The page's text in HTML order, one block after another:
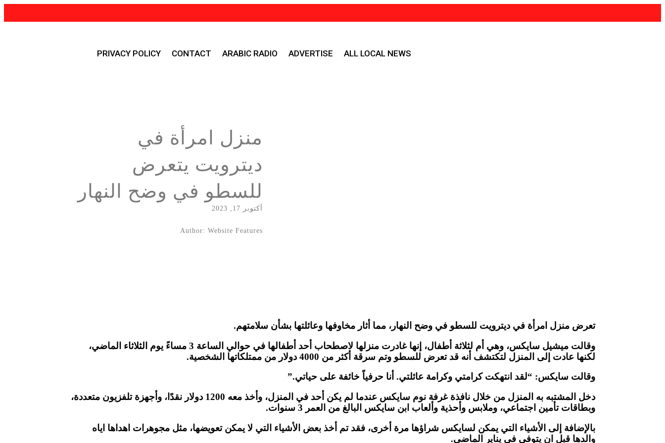
ALL LOCAL NEWS
ADVERTISE
ARABIC RADIO
CONTACT
PRIVACY POLICY
منزل امرأة في
ديترويت يتعرض
للسطو في وضح النهار
أكتوبر 17, 2023
Author: Website Features
تعرض منزل امرأة في ديترويت للسطو في وضح النهار، مما أثار مخاوفها وعائلتها بشأن سلامتهم.
وقالت ميشيل سايكس، وهي أم لثلاثة أطفال، إنها غادرت منزلها لاصطحاب أحد أطفالها في حوالي الساعة 3 مساءً يوم الثلاثاء الماضي،
لكنها عادت إلى المنزل لتكتشف أنه قد تعرض للسطو وتم سرقة أكثر من 4000 دولار من ممتلكاتها الشخصية.
وقالت سايكس: “لقد انتهكت كرامتي وكرامة عائلتي. أنا حرفياً خائفة على حياتي.”
دخل المشتبه به المنزل من خلال نافذة غرفة نوم سايكس عندما لم يكن أحد في المنزل، وأخذ معه 1200 دولار نقدًا، وأجهزة تلفزيون متعددة،
وبطاقات تأمين اجتماعي، وملابس وأحذية وألعاب ابن سايكس البالغ من العمر 3 سنوات.
بالإضافة إلى الأشياء التي يمكن لسايكس شراؤها مرة أخرى، فقد تم أخذ بعض الأشياء التي لا يمكن تعويضها، مثل مجوهرات اهداها اياه
والدها قبل ان يتوفى في يناير الماضي.